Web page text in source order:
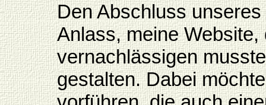
Den Abschluss
Anlass, meine
vernachlässigen
gestalten. Dabei